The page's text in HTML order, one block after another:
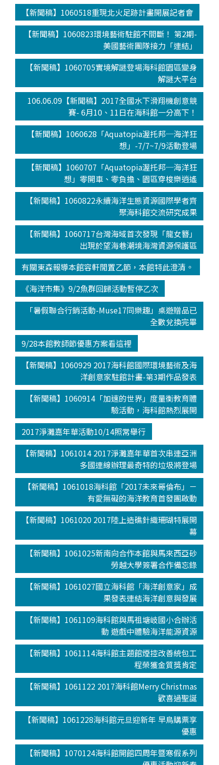
【新聞稿】1060518重現北火足跡計畫開展記者會
【新聞稿】1060823環境藝術駐館不間斷！ 第2期-
美國藝術團隊接力「連結」
【新聞稿】1060705實境解謎登場海科館園區變身
解謎大平台
106.06.09【新聞稿】2017全國水下滑翔機創意競
賽- 6月10、11日在海科館一分高下！
【新聞稿】1060628「Aquatopia渥托邦─海洋狂
想」-7/7~7/9活動登場
【新聞稿】1060707「Aquatopia渥托邦─海洋狂
想」零開車、零負擔、園區穿梭樂逍遙
【新聞稿】1060822永續海洋生態資源國際學者齊
聚海科館交流研究成果
【新聞稿】1060717台灣海域首次發現「龍女簪」
出現於望海巷潮境海灣資源保護區
有關東森報導本館容軒閒置乙節，本館特此澄清。
《海洋市集》9/2魚群回歸活動暫停乙次
「暑假聯合行銷活動-Muse17同樂趣」桌遊贈品已
全數兌換完畢
9/28本館教師節優惠方案看這裡
【新聞稿】1060929 2017海科館國際環境藝術及海
洋創意家駐館計畫-第3期作品發表
【新聞稿】1060914「加速的世界」度量衡教育體
驗活動，海科館熱烈展開
2017淨灘嘉年華活動10/14照常舉行
【新聞稿】1061014 2017淨灘嘉年華首次串連亞洲
多國連線辦理最奇特的垃圾將登場
【新聞稿】1061018海科館「2017未來哥倫布」－
有愛無礙的海洋教育首發團啟動
【新聞稿】1061020 2017陸上造礁針織珊瑚特展開
幕
【新聞稿】1061025新南向合作本館與馬來西亞砂
勞越大學簽署合作備忘錄
【新聞稿】1061027國立海科館「海洋創意家」成
果發表連結海洋創意與發展
【新聞稿】1061109海科館與馬祖塘岐國小合辦活
動 遊戲中體驗海洋能源資源
【新聞稿】1061114海科館主題館煙控改善統包工
程榮獲金質獎肯定
【新聞稿】1061122 2017海科館Merry Christmas
歡喜過聖誕
【新聞稿】1061228海科館元旦迎新年 早鳥購票享
優惠
【新聞稿】1070124海科館開館四周年暨寒假系列